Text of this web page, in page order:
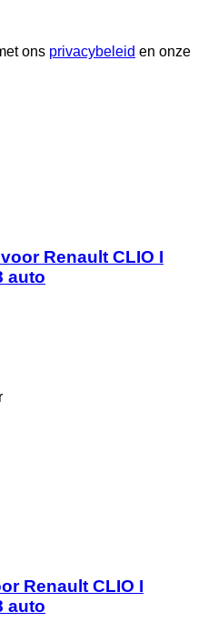
ons privacybeleid en onze
Renault CLIO I
auto
Renault CLIO I
auto